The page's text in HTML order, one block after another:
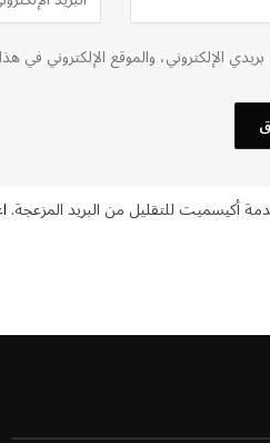
الإلكتروني، والموقع الإلكتروني في
أكيسميت للتقليل من البريد المزعجة.